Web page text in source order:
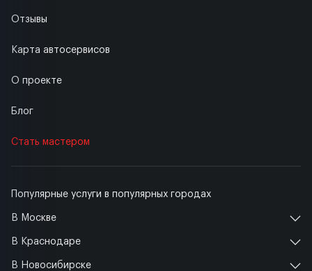
Популярные услуги в популярных городах
В Москве
В Краснодаре
В Новосибирске
Отзывы
Карта автосервисов
О проекте
Блог
Стать мастером